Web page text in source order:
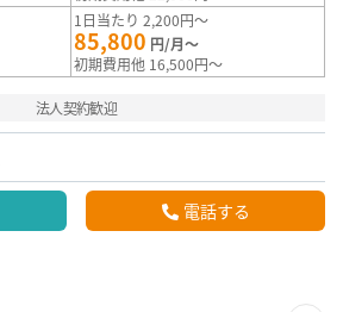
1日当たり 2,200円～
85,800 円/月～
初期費用他 16,500円～
法人契約歓迎
電話する